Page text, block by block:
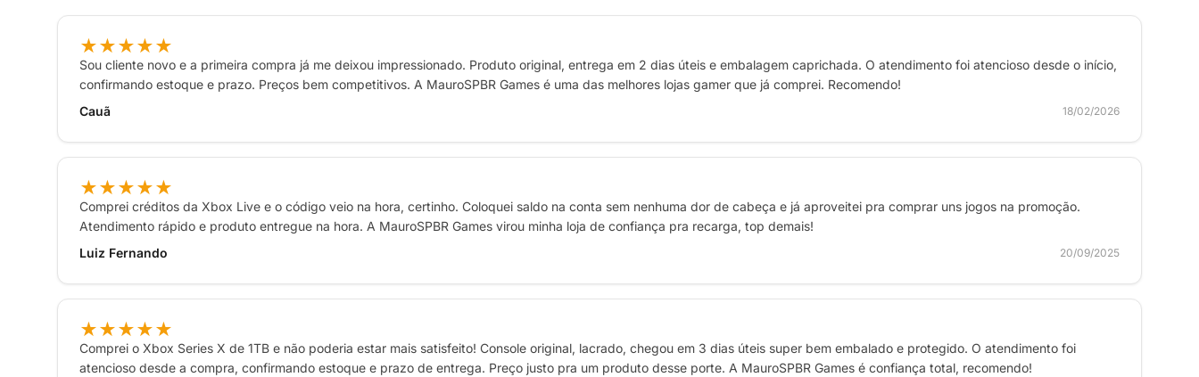
★★★★★
Sou cliente novo e a primeira compra já me deixou impressionado. Produto original, entrega em 2 dias úteis e embalagem caprichada. O atendimento foi atencioso desde o início,
confirmando estoque e prazo. Preços bem competitivos. A MauroSPBR Games é uma das melhores lojas gamer que já comprei. Recomendo!
Cauã
18/02/2026
★★★★★
Comprei créditos da Xbox Live e o código veio na hora, certinho. Coloquei saldo na conta sem nenhuma dor de cabeça e já aproveitei pra comprar uns jogos na promoção.
Atendimento rápido e produto entregue na hora. A MauroSPBR Games virou minha loja de confiança pra recarga, top demais!
Luiz Fernando
20/09/2025
★★★★★
Comprei o Xbox Series X de 1TB e não poderia estar mais satisfeito! Console original, lacrado, chegou em 3 dias úteis super bem embalado e protegido. O atendimento foi
atencioso desde a compra, confirmando estoque e prazo de entrega. Preço justo pra um produto desse porte. A MauroSPBR Games é confiança total, recomendo!